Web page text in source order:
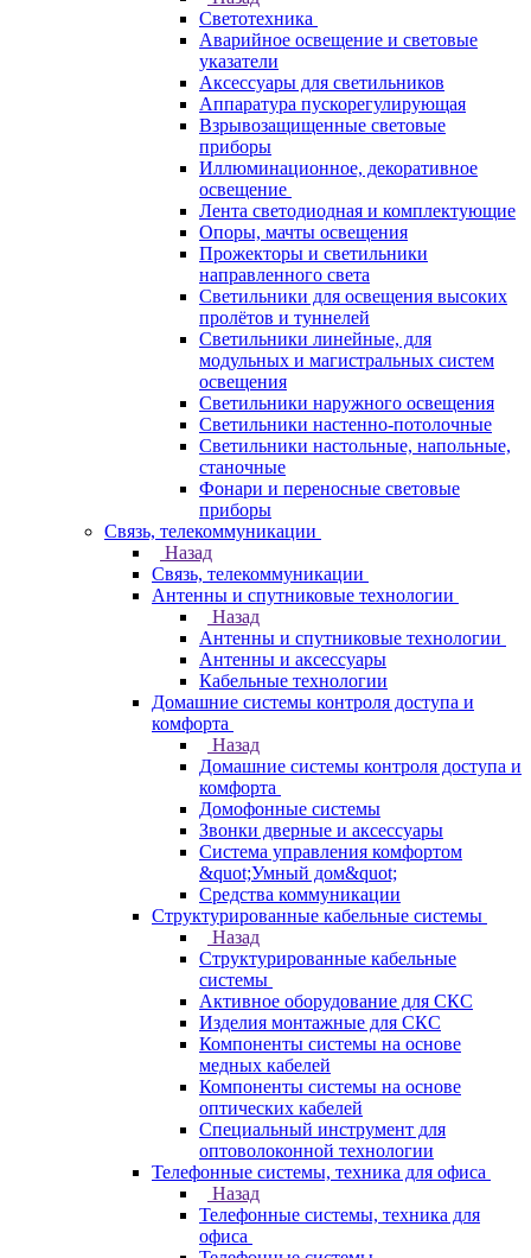
Светотехника
Аварийное освещение и световые
указатели
Аксессуары для светильников
Аппаратура пускорегулирующая
Взрывозащищенные световые
приборы
Иллюминационное, декоративное
освещение
Лента светодиодная и комплектующие
Опоры, мачты освещения
Прожекторы и светильники
направленного света
Светильники для освещения высоких
пролётов и туннелей
Светильники линейные, для
модульных и магистральных систем
освещения
Светильники наружного освещения
Светильники настенно-потолочные
Светильники настольные, напольные,
станочные
Фонари и переносные световые
приборы
Связь, телекоммуникации
Назад
Связь, телекоммуникации
Антенны и спутниковые технологии
Назад
Антенны и спутниковые технологии
Антенны и аксессуары
Кабельные технологии
Домашние системы контроля доступа и
комфорта
Назад
Домашние системы контроля доступа и
комфорта
Домофонные системы
Звонки дверные и аксессуары
Система управления комфортом
&quot;Умный дом&quot;
Средства коммуникации
Структурированные кабельные системы
Назад
Структурированные кабельные
системы
Активное оборудование для СКС
Изделия монтажные для СКС
Компоненты системы на основе
медных кабелей
Компоненты системы на основе
оптических кабелей
Специальный инструмент для
оптоволоконной технологии
Телефонные системы, техника для офиса
Назад
Телефонные системы, техника для
офиса